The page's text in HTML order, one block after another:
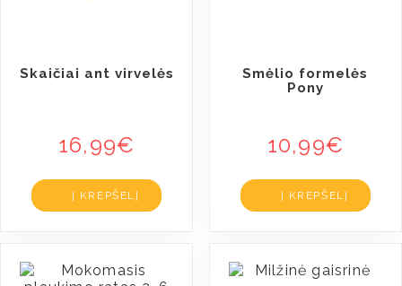
Skaičiai ant virvelės
16,99€
Į KREPŠELĮ
Smėlio formelės
Pony
10,99€
Į KREPŠELĮ